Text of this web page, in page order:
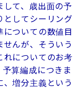
して、歳出面の予
としてシーリング
ついての数値目
んが、そういう
れについてのお考
算編成につきま
増分主義という